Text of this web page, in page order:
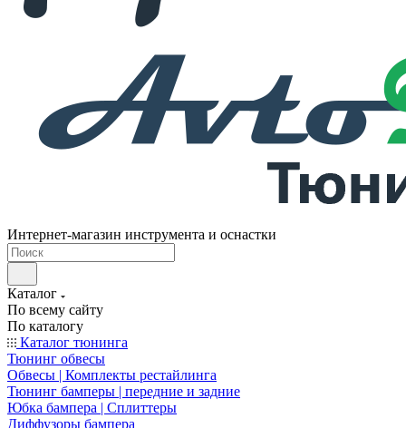
Интернет-магазин инструмента и оснастки
Каталог
По всему сайту
По каталогу
Каталог тюнинга
Тюнинг обвесы
Обвесы | Комплекты рестайлинга
Тюнинг бамперы | передние и задние
Юбка бампера | Сплиттеры
Диффузоры бампера